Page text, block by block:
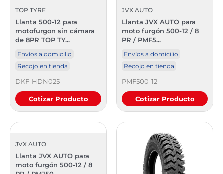
TOP TYRE
Llanta 500-12 para
motofurgon sin cámara
de 8PR TOP TY...
Envíos a domicilio
Recojo en tienda
DKF-HDN025
Cotizar Producto
JVX AUTO
Llanta JVX AUTO para
moto furgón 500-12 / 8
PR / PMF5...
Envíos a domicilio
Recojo en tienda
PMF500-12
Cotizar Producto
JVX AUTO
Llanta JVX AUTO para
moto furgón 500-12 / 8